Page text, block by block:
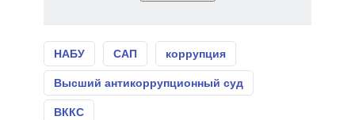
НАБУ САП коррупция
Высший антикоррупционный суд
ВККС